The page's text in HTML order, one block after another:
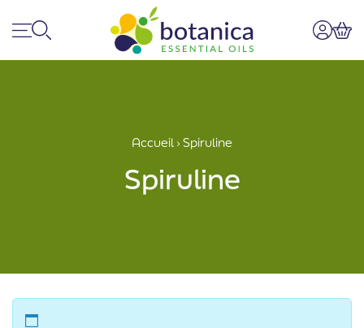
Accueil › Spiruline
Spiruline